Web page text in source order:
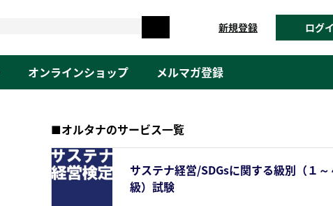
新規登録 ログ
オンラインショップ メルマガ登録
■オルタナのサービス一覧
サステナ経営/SDGsに関する級別（１～
級）試験